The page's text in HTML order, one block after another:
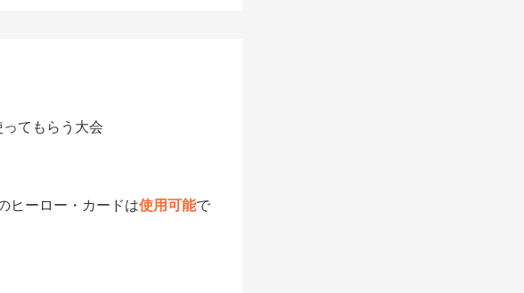
てもらう大会
ヒーロー・カードは使用可能で